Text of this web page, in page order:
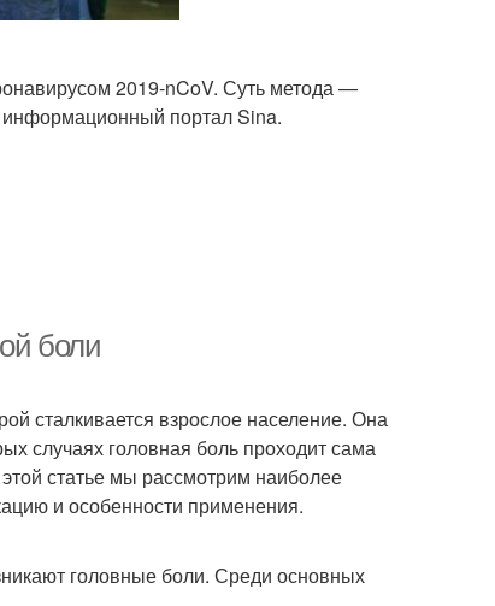
2019-nCoV. Суть метода —
портал Sina.
боли
сталкивается взрослое население. Она
случаях головная боль проходит сама
статье мы рассмотрим наиболее
и особенности применения.
головные боли. Среди основных